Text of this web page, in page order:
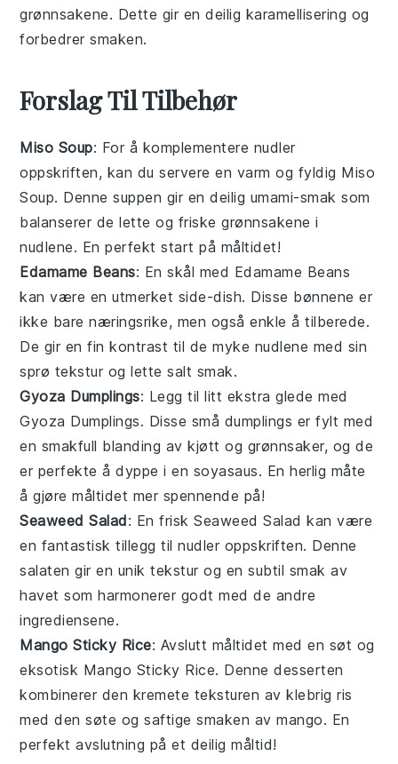
grønnsakene. Dette gir en deilig karamellisering og
forbedrer smaken.
Forslag Til Tilbehør
Miso Soup: For å komplementere nudler
oppskriften, kan du servere en varm og fyldig Miso
Soup. Dennesuppen gir en deilig umami-smak som
balanserer de lette og friske grønnsakene i
nudlene. En perfekt start på måltidet!
Edamame Beans: En skål med Edamame Beans
kan være en utmerket side-dish. Disse bønnene er
ikke bare næringsrike, men også enkle å tilberede.
De gir en fin kontrast til de myke nudlene med sin
sprø tekstur og lette salt smak.
Gyoza Dumplings: Legg til litt ekstra glede med
Gyoza Dumplings. Disse små dumplings er fylt med
en smakfull blanding avkjøtt og grønnsaker, og de
er perfekte å dyppe i en soyasaus. En herlig måte
å gjøre måltidet mer spennende på!
Seaweed Salad: En friskSeaweed Salad kan være
en fantastisk tillegg tilnudler oppskriften. Denne
salaten gir en unik tekstur og en subtil smak av
havet som harmonerer godt med de andre
ingrediensene.
Mango Sticky Rice: Avslutt måltidet med en søt og
eksotisk Mango Sticky Rice. Dennedesserten
kombinerer den kremete teksturen av klebrig ris
med den søte og saftige smaken avmango. En
perfekt avslutning på et deilig måltid!